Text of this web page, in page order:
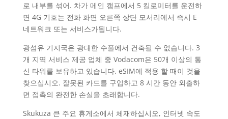
로 내부를 섞어. 차가 메인 캠프에서 5 킬로미터를 운전하
면 4G 기호는 전화 화면 오른쪽 상단 모서리에서 즉시 E
네트워크 또는 서비스가됩니다.
광섬유 기지국은 광대한 수풀에서 건축될 수 없습니다. 3
개 지역 서비스 제공 업체 중 Vodacom은 50개 이상의 통
신 타워를 보유하고 있습니다. eSIM에 적용 할 때이 것을
찾으십시오. 잘못된 카드를 구입하고 8 시간 동안 외출하
면 접촉의 완전한 손실을 초래합니다.
Skukuza 큰 주요 휴게소에서 체재하십시오, 인터넷 속도